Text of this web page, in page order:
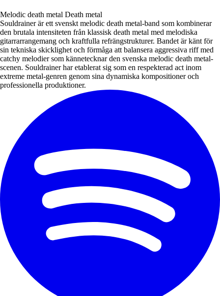
Melodic death metal Death metal
Souldrainer är ett svenskt melodic death metal-band som kombinerar
den brutala intensiteten från klassisk death metal med melodiska
gitarrarrangemang och kraftfulla refrängstrukturer. Bandet är känt för
sin tekniska skicklighet och förmåga att balansera aggressiva riff med
catchy melodier som kännetecknar den svenska melodic death metal-
scenen. Souldrainer har etablerat sig som en respekterad act inom
extreme metal-genren genom sina dynamiska kompositioner och
professionella produktioner.